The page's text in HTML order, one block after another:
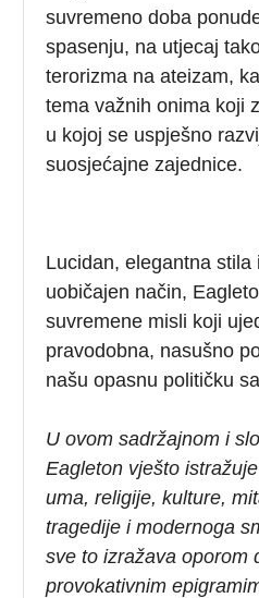
suvremeno doba
spasenju, na utjecaj
terorizma na ateizam,
tema važnih onima koji
u kojoj se uspješno
suosjećajne zajednice.
Lucidan, elegantna stila
uobičajen način,
suvremene misli koji
pravodobna, nasušno
našu opasnu političku
U ovom sadržajnom i
Eagleton vješto
uma, religije, kulture,
tragedije i modernoga
sve to izražava oporom
provokativnim